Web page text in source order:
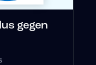
gegen